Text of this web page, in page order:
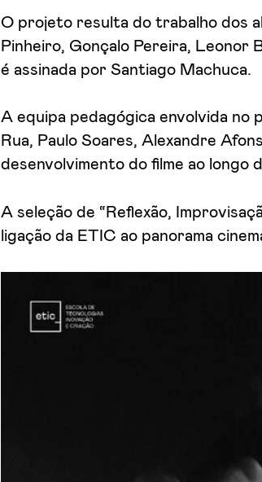
O projeto resulta do trabalho dos
Pinheiro, Gonçalo Pereira, Leonor
é assinada por Santiago Machuca.
A equipa pedagógica envolvida no
Rua, Paulo Soares, Alexandre
desenvolvimento do filme ao longo
A seleção de “Reflexão,
ligação da ETIC ao panorama